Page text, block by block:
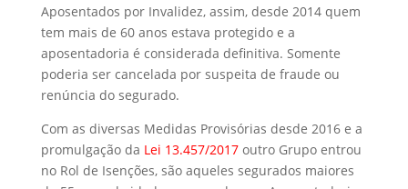
Aposentados por Invalidez, assim, desde 2014 quem
tem mais de 60 anos estava protegido e a
aposentadoria é considerada definitiva. Somente
poderia ser cancelada por suspeita de fraude ou
renúncia do segurado.
Com as diversas Medidas Provisórias desde 2016 e a
promulgação da Lei 13.457/2017 outro Grupo entrou
no Rol de Isenções, são aqueles segurados maiores